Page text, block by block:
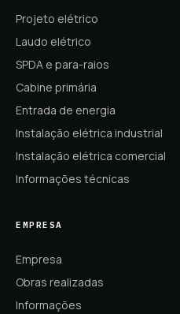
Projeto elétrico
Laudo elétrico
SPDA e para-raios
Cabine primária
Entrada de energia
Instalação elétrica industrial
Instalação elétrica comercial
Informações técnicas
EMPRESA
Empresa
Obras realizadas
Informações